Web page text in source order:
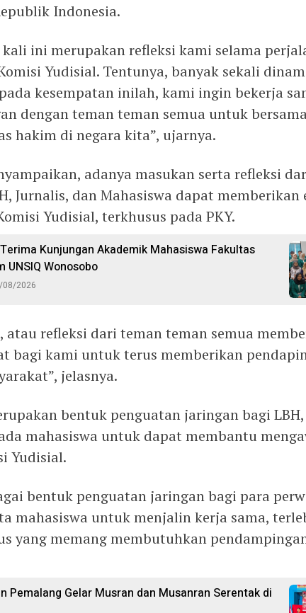
Indonesia.
kali ini merupakan refleksi kami selama
Yudisial. Tentunya, banyak sekali
kesempatan inilah, kami ingin bekerja
dengan teman teman semua untuk bersama
hakim di negara kita”, ujarnya.
adanya masukan serta refleksi
Jurnalis, dan Mahasiswa dapat memberikan
Yudisial, terkhusus pada PKY.
Kunjungan Akademik Mahasiswa Fakultas
UNSIQ Wonosobo
08/2026
atau refleksi dari teman teman semua
bagi kami untuk terus memberikan
jelasnya.
bentuk penguatan jaringan bagi LBH,
mahasiswa untuk dapat membantu
Yudisial.
bentuk penguatan jaringan bagi para
mahasiswa untuk menjalin kerja sama,
yang memang membutuhkan
Pemalang Gelar Musran dan Musanran Serentak di